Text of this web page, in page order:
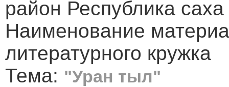
район Республика саха
Наименование
литературного кружка
Тема: "Уран тыл"